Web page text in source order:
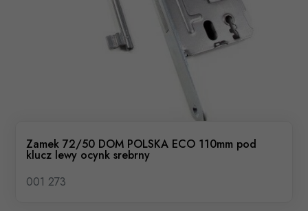
Zamek 72/50 DOM POLSKA ECO 110mm pod
klucz lewy ocynk srebrny
001 273